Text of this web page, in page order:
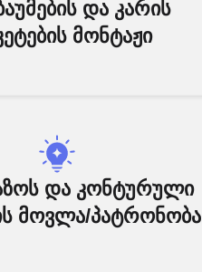
და კარის
მონტაჟი
და კონტურული
მოვლა/პატრონობა